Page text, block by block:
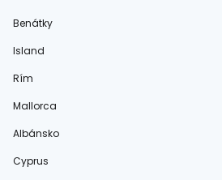
Benátky
Island
Rím
Mallorca
Albánsko
Cyprus